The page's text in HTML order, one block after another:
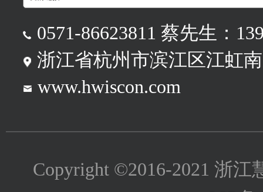
0571-86623811 蔡先生：
浙江省杭州市滨江区江虹
www.hwiscon.com
Copyright ©2016-2021